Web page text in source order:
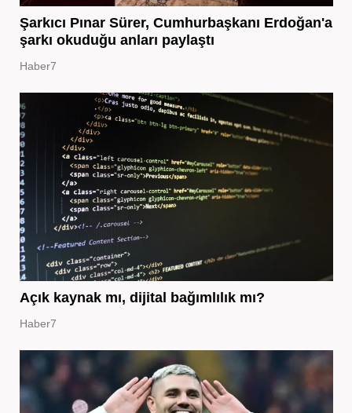
Şarkıcı Pınar Sürer, Cumhurbaşkanı Erdoğan'a
şarkı okuduğu anları paylaştı
Haber7
Açık kaynak mı, dijital bağımlılık mı?
Haber7